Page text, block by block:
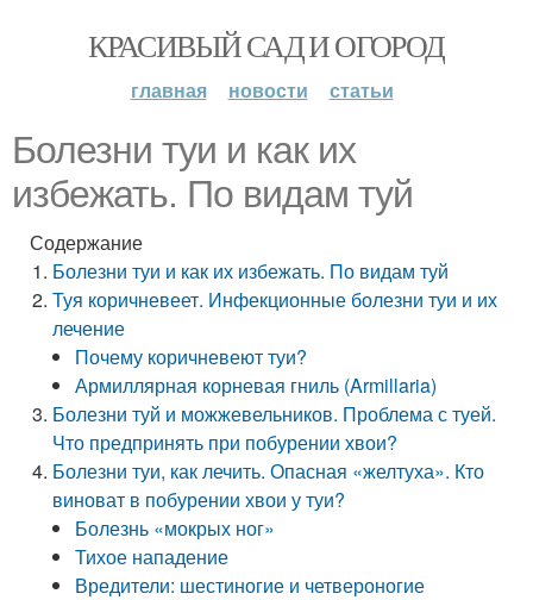
КРАСИВЫЙ САД И ОГОРОД
главная новости статьи
Болезни туи и как их
избежать. По видам туй
Содержание
Болезни туи и как их избежать. По видам туй
Туя коричневеет. Инфекционные болезни туи и их
лечение
Почему коричневеют туи?
Армиллярная корневая гниль (Armillaria)
Болезни туй и можжевельников. Проблема с туей.
Что предпринять при побурении хвои?
Болезни туи, как лечить. Опасная «желтуха». Кто
виноват в побурении хвои у туи?
Болезнь «мокрых ног»
Тихое нападение
Вредители: шестиногие и четвероногие